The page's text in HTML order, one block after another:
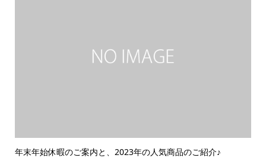
年末年始休暇のご案内と、2023年の人気商品のご紹介♪